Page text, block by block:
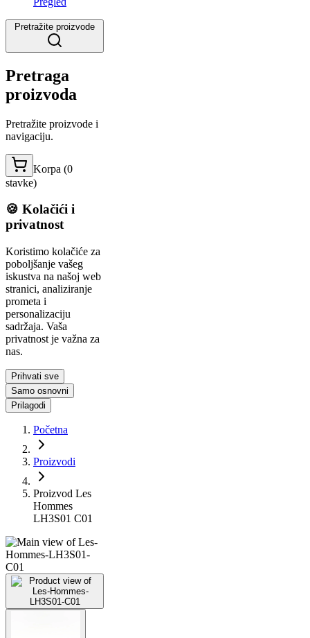
Pretražite proizvode
Pretraga
proizvoda
Pretražite proizvode i
navigaciju.
Korpa (0
stavke)
🍪 Kolačići i
privatnost
Koristimo kolačiće za
poboljšanje vašeg
iskustva na našoj web
stranici, analiziranje
prometa i
personalizaciju
sadržaja. Vaša
privatnost je važna za
nas.
Prihvati sve
Samo osnovni
Prilagodi
Početna
Proizvodi
Proizvod Les
Hommes
LH3S01 C01